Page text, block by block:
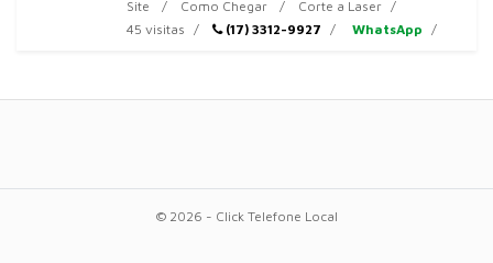
Site
Como Chegar
Corte a Laser
45 visitas
(17) 3312-9927 WhatsApp
© 2026 - Click Telefone Local